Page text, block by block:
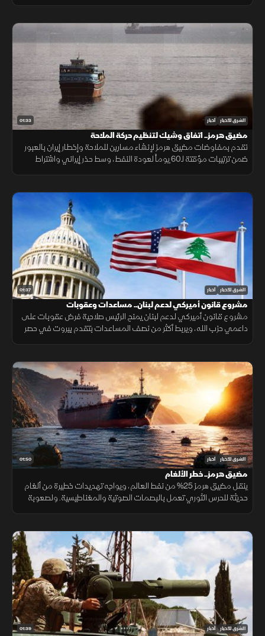
01:33 الشرق للأخبار أخبار
مضيق هرمز.. اتفاق وشيك لتنظيم حركة الملاحة
تقدم بمفاوضات مضيق هرمز لإنشاء مسارين للملاحة وإخطار إيران بالعبور
ضمن ترتيبات مؤقتة لـ60 يوماً لعودة النفط، وسط حذر إيراني واشتراط
01:37 الشرق للأخبار أخبار
مشروع قانون أميركي لدعم لبنان.. مساعدات وعقوبات
مشروع قانون أميركي لدعم لبنان يمنح الرئيس صلاحية فرض عقوبات على
داعمي حزب الله، ويربط أكثر من نصف المساعدات بتقدم بيروت في حصر
01:50 الشرق للأخبار أخبار
مضيق هرمز.. خطر الألغام
ينقل مضيق هرمز 25% من نفط العالم، ويواجه تهديدات خطيرة من ألغام
حديثة للحرس الثوري تعمل بالبصمات الصوتية والمغناطيسية. ولصعوبة
01:39 الشرق للأخبار أخبار